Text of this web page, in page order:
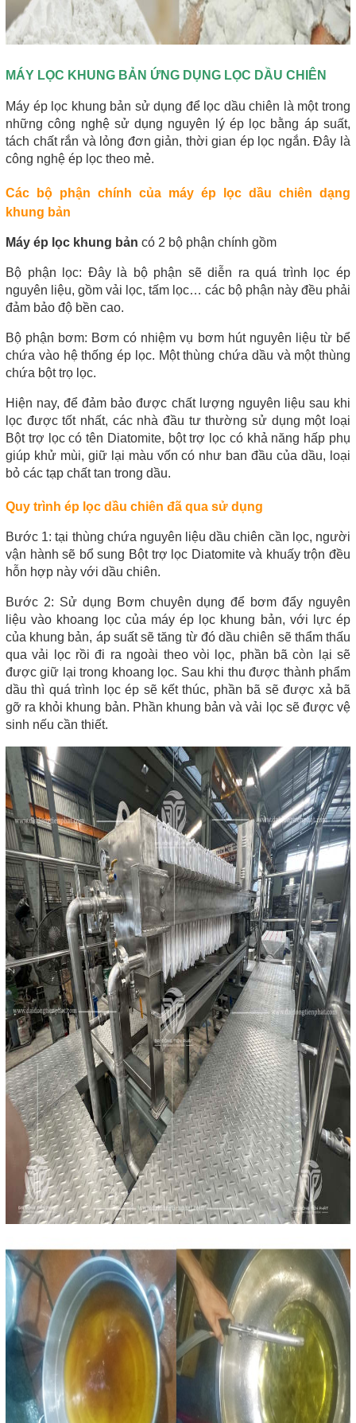
MÁY LỌC KHUNG BẢN ỨNG DỤNG LỌC DẦU CHIÊN
Máy ép lọc khung bản sử dụng để lọc dầu chiên là một trong
những công nghệ sử dụng nguyên lý ép lọc bằng áp suất,
tách chất rắn và lỏng đơn giản, thời gian ép lọc ngắn. Đây là
công nghệ ép lọc theo mẻ.
Các bộ phận chính của máy ép lọc dầu chiên dạng
khung bản
Máy ép lọc khung bản có 2 bộ phận chính gồm
Bộ phận lọc: Đây là bộ phận sẽ diễn ra quá trình lọc ép
nguyên liệu, gồm vải lọc, tấm lọc… các bộ phận này đều phải
đảm bảo độ bền cao.
Bộ phận bơm: Bơm có nhiệm vụ bơm hút nguyên liệu từ bể
chứa vào hệ thống ép lọc. Một thùng chứa dầu và một thùng
chứa bột trọ lọc.
Hiện nay, để đảm bảo được chất lượng nguyên liệu sau khi
lọc được tốt nhất, các nhà đầu tư thường sử dụng một loại
Bột trợ lọc có tên Diatomite, bột trợ lọc có khả năng hấp phụ
giúp khử mùi, giữ lại màu vốn có như ban đầu của dầu, loại
bỏ các tạp chất tan trong dầu.
Quy trình ép lọc dầu chiên đã qua sử dụng
Bước 1: tại thùng chứa nguyên liệu dầu chiên cần lọc, người
vận hành sẽ bổ sung Bột trợ lọc Diatomite và khuấy trộn đều
hỗn hợp này với dầu chiên.
Bước 2: Sử dụng Bơm chuyên dụng để bơm đẩy nguyên
liệu vào khoang lọc của máy ép lọc khung bản, với lực ép
của khung bản, áp suất sẽ tăng từ đó dầu chiên sẽ thẩm thấu
qua vải lọc rồi đi ra ngoài theo vòi lọc, phần bã còn lại sẽ
được giữ lại trong khoang lọc. Sau khi thu được thành phẩm
dầu thì quá trình lọc ép sẽ kết thúc, phần bã sẽ được xả bã
gỡ ra khỏi khung bản. Phần khung bản và vải lọc sẽ được vệ
sinh nếu cần thiết.